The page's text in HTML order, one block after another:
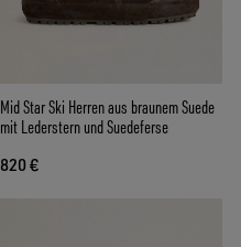
Mid Star Ski Herren aus braunem Suede
mit Lederstern und Suedeferse
820 €